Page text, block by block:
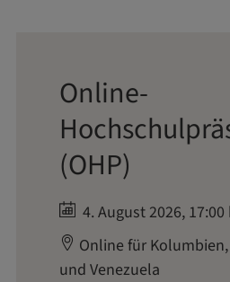
Online-
(OHP)
4. August 2026,
Online für
und Venezuela